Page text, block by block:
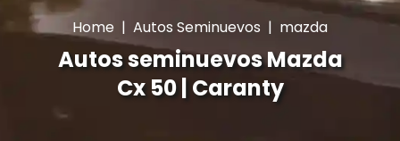
Home | Autos Seminuevos | mazda
Autos seminuevos Mazda
Cx 50 | Caranty